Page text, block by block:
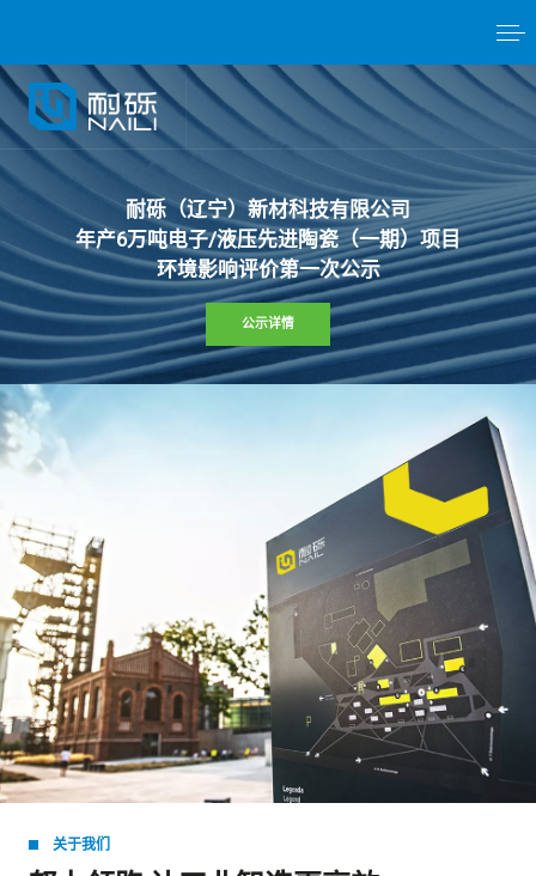
耐砾（辽宁）新材科技有限公司
年产6万吨电子/液压先进陶瓷（一期）项目
环境影响评价第一次公示
公示详情
关于我们